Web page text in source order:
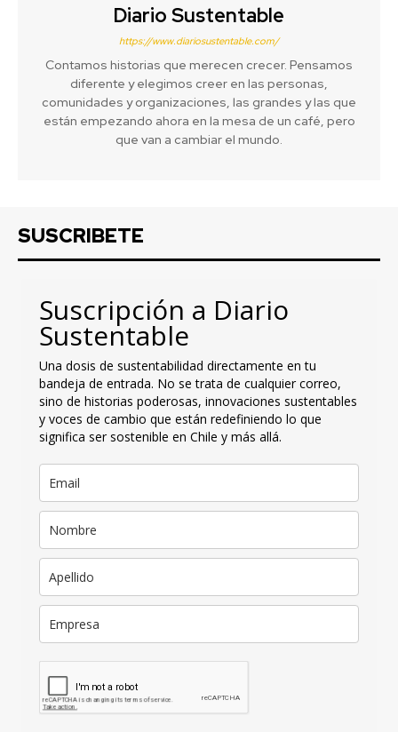
Diario Sustentable
https://www.diariosustentable.com/
Contamos historias que merecen crecer. Pensamos
diferente y elegimos creer en las personas,
comunidades y organizaciones, las grandes y las que
están empezando ahora en la mesa de un café, pero
que van a cambiar el mundo.
SUSCRIBETE
Suscripción a Diario
Sustentable
Una dosis de sustentabilidad directamente en tu
bandeja de entrada. No se trata de cualquier correo,
sino de historias poderosas, innovaciones sustentables
y voces de cambio que están redefiniendo lo que
significa ser sostenible en Chile y más allá.